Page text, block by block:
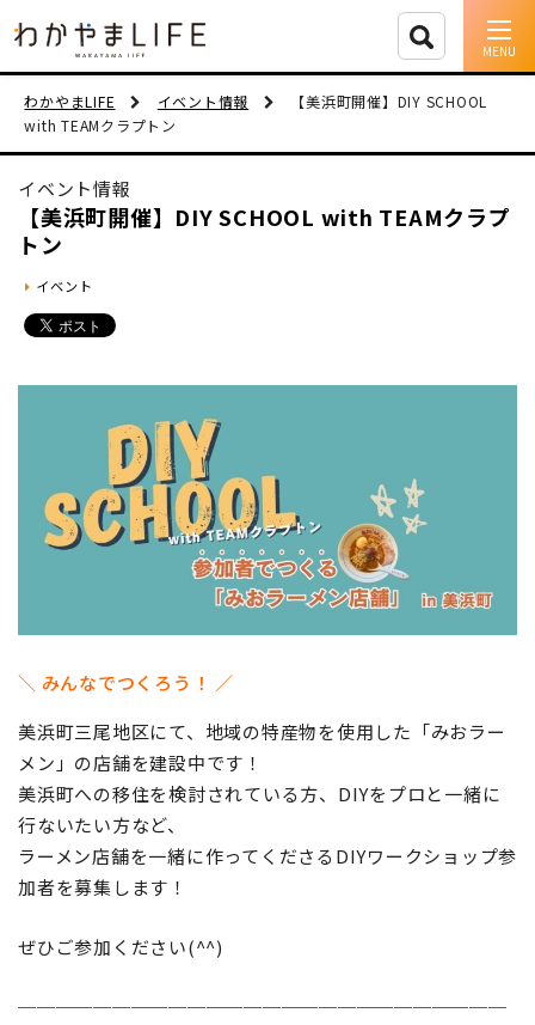
イベント情報
移住支援
人に会う
市町村を探す
動画
地域おこし協力隊
わかやまLIFE イベント情報
【美浜町開催】DIY SCHOOL
with TEAMクラプトン
イベント情報
【美浜町開催】DIY SCHOOL with TEAMクラプ
トン
イベント
＼ みんなでつくろう！ ／
美浜町三尾地区にて、地域の特産物を使用した「みおラー
メン」の店舗を建設中です！
美浜町への移住を検討されている方、DIYをプロと一緒に
行ないたい方など、
ラーメン店舗を一緒に作ってくださるDIYワークショップ参
加者を募集します！
ぜひご参加ください(^^)
──────────────────────────